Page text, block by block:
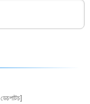
ডেচপাটচ]